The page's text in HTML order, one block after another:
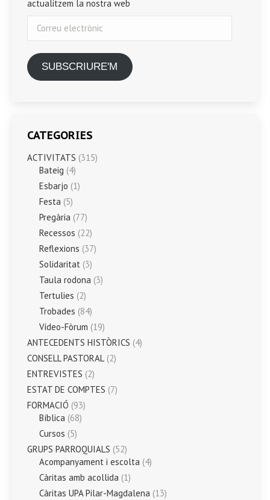
actualitzem la nostra web
electrònic
SUBSCRIURE'M
CATEGORIES
ACTIVITATS (315)
Bateig (4)
Esbarjo (1)
Festa (5)
Pregària (77)
Recessos (22)
Reflexions (37)
Solidaritat (3)
Taula rodona (3)
Tertulies (2)
Trobades (84)
Vídeo-Fòrum (19)
ANTECEDENTS HISTÒRICS (4)
CONSELL PASTORAL (2)
ENTREVISTES (2)
ESTAT DE COMPTES (7)
FORMACIÓ (93)
Bíblica (68)
Cursos (5)
GRUPS PARROQUIALS (52)
Acompanyament i escolta (4)
Càritas amb acollida (1)
Càritas UPA Pilar-Magdalena (13)